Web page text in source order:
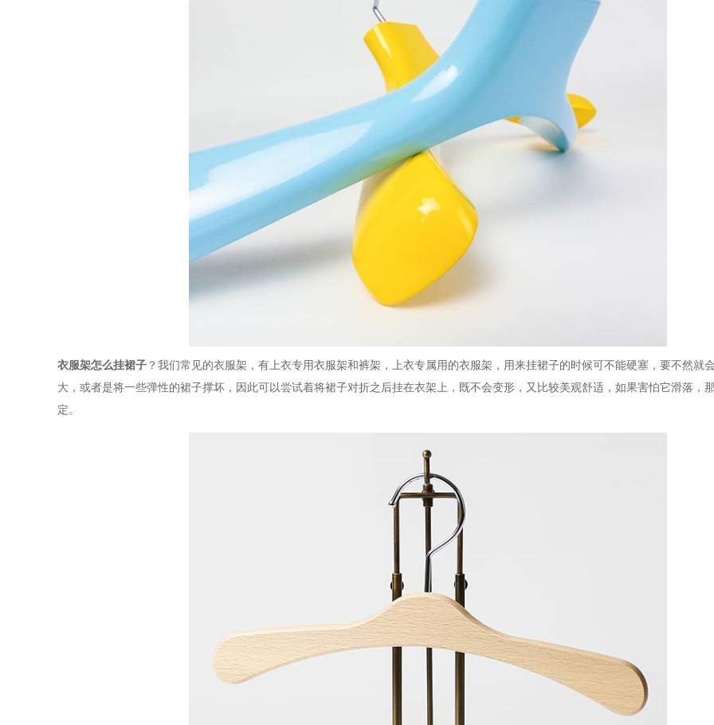
衣服架怎么挂裙子 ？我们常见的衣服架，有上衣专用衣服架和裤架，上衣专属用的衣服架，用来挂裙子的时候可不能硬塞，要不然就
大，或者是将一些弹性的裙子撑坏，因此可以尝试着将裙子对折之后挂在衣架上，既不会变形，又比较美观舒适，如果害怕它滑落，
定。